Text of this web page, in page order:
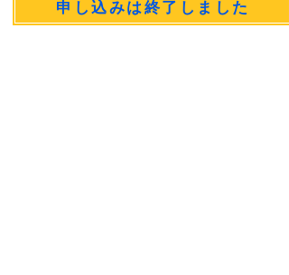
申し込みは終了しました